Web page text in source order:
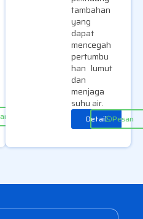
tambahan
yang
dapat
mencegah
pertumbu
han lumut
dan
menjaga
suhu air.
Detail Pesan